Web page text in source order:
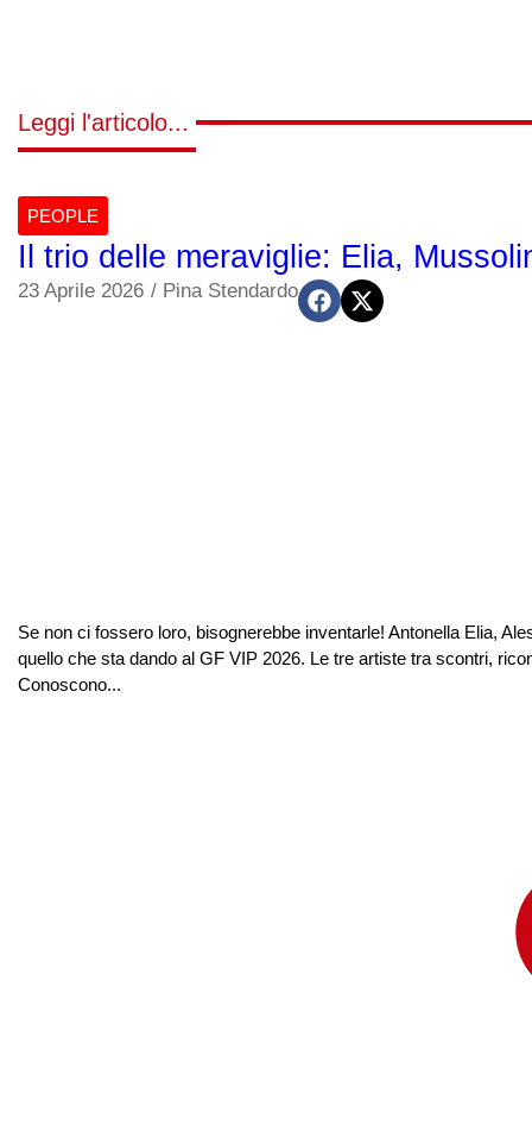
Leggi l'articolo...
PEOPLE
Il trio delle meraviglie: Elia,
23 Aprile 2026 / Pina Stendardo
Se non ci fossero loro, bisognerebbe inventarle! Antonella Elia,
quello che sta dando al GF VIP 2026. Le tre artiste tra scontri,
Conoscono...